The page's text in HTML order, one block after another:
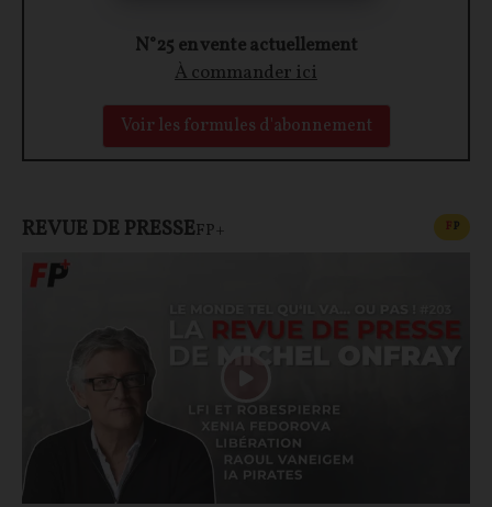
N°25 en vente actuellement
À commander ici
Voir les formules d'abonnement
REVUE DE PRESSEFP+ FP